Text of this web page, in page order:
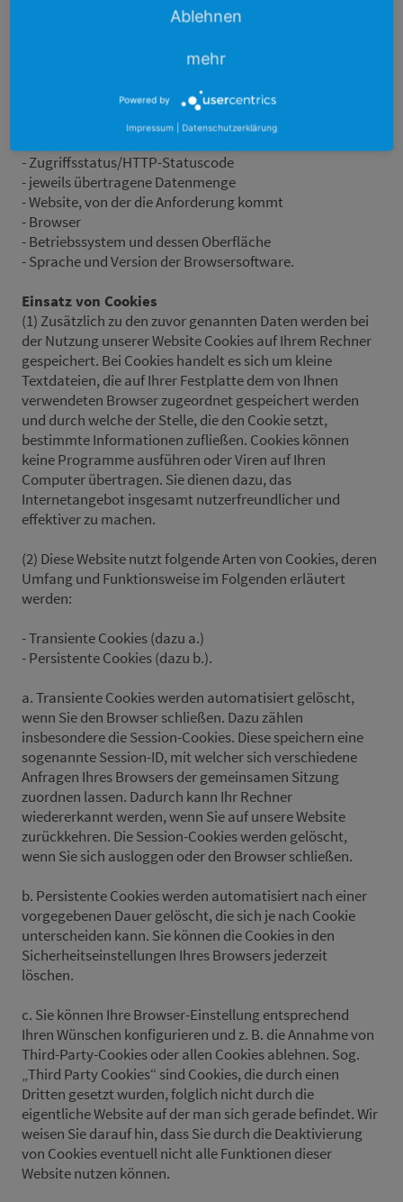
gewährleisten (Rechtsgrundlage ist Art. 6 Abs. 1 S. 1 lit. f
- Datum und Uhrzeit der Anfrage
- Zeitzonendifferenz zur Greenwich Mean Time (GMT)
- Zugriffsstatus/HTTP-Statuscode
- jeweils übertragene Datenmenge
- Website, von der die Anforderung kommt
- Browser
- Betriebssystem und dessen Oberfläche
- Sprache und Version der Browsersoftware.
Einsatz von Cookies
(1) Zusätzlich zu den zuvor genannten Daten werden bei
der Nutzung unserer Website Cookies auf Ihrem Rechner
gespeichert. Bei Cookies handelt es sich um kleine
Textdateien, die auf Ihrer Festplatte dem von Ihnen
verwendeten Browser zugeordnet gespeichert werden
und durch welche der Stelle, die den Cookie setzt,
bestimmte Informationen zufließen. Cookies können
keine Programme ausführen oder Viren auf Ihren
Computer übertragen. Sie dienen dazu, das
Internetangebot insgesamt nutzerfreundlicher und
effektiver zu machen.
(2) Diese Website nutzt folgende Arten von Cookies, deren
Umfang und Funktionsweise im Folgenden erläutert
werden:
- Transiente Cookies (dazu a.)
- Persistente Cookies (dazu b.).
a. Transiente Cookies werden automatisiert gelöscht,
wenn Sie den Browser schließen. Dazu zählen
insbesondere die Session-Cookies. Diese speichern eine
sogenannte Session-ID, mit welcher sich verschiedene
Anfragen Ihres Browsers der gemeinsamen Sitzung
zuordnen lassen. Dadurch kann Ihr Rechner
wiedererkannt werden, wenn Sie auf unsere Website
zurückkehren. Die Session-Cookies werden gelöscht,
wenn Sie sich ausloggen oder den Browser schließen.
b. Persistente Cookies werden automatisiert nach einer
vorgegebenen Dauer gelöscht, die sich je nach Cookie
unterscheiden kann. Sie können die Cookies in den
Sicherheitseinstellungen Ihres Browsers jederzeit
löschen.
c. Sie können Ihre Browser-Einstellung entsprechend
Ihren Wünschen konfigurieren und z. B. die Annahme von
Third-Party-Cookies oder allen Cookies ablehnen. Sog.
„Third Party Cookies“ sind Cookies, die durch einen
Dritten gesetzt wurden, folglich nicht durch die
eigentliche Website auf der man sich gerade befindet. Wir
weisen Sie darauf hin, dass Sie durch die Deaktivierung
von Cookies eventuell nicht alle Funktionen dieser
Website nutzen können.
Ablehnen
mehr
Powered by
Impressum Datenschutzerklärung